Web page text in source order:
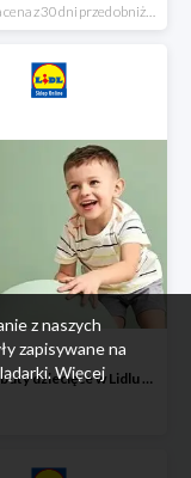
Ubrania i buty dziecięce w Lidlu Online od 9,99 zł
z naszych
zapisywane na
Więcej